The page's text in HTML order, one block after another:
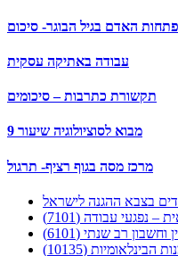
האדם בגיל הבוגר- סיכום
עבודה באתיקה עסקית
תקשורת כתרבות – סיכומים
מבוא לסוציולוגיה שיעור 9
מרכז מסה בגוף רציף- תרגול
בצבא ההגנה לישראל
נפגעי עבודה (7101)
וחשבון רב שנתי (6101)
(10135)